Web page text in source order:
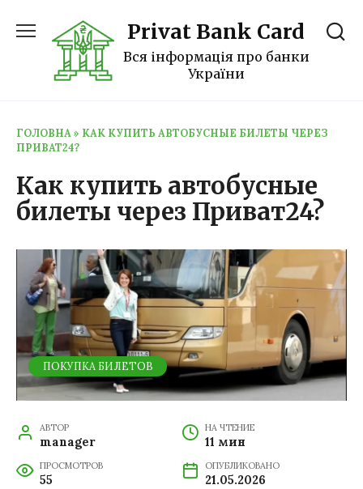
содержанию
Privat Bank Card
Вся інформація про банки
України
ГОЛОВНА » КАК КУПИТЬ АВТОБУСНЫЕ БИЛЕТЫ ЧЕРЕЗ
ПРИВАТ24?
Как купить автобусные
билеты через Приват24?
ПОКУПКА БИЛЕТОВ
АВТОР
manager
НА ЧТЕНИЕ
11 мин
ПРОСМОТРОВ
55
ОПУБЛИКОВАНО
21.05.2026